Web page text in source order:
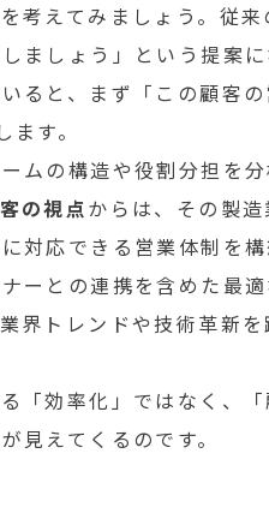
考えてみましょう。従来
ましょう」という提案に
ると、まず「この顧客
す。
ムの構造や役割分担を
の視点からは、その製
対応できる営業体制を構
ーとの連携を含めた最
界トレンドや技術革新
「効率化」ではなく、
見えてくるのです。